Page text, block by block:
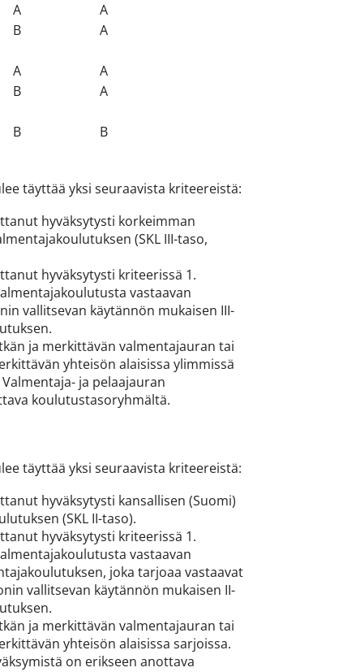
A
A
B A
A
A
B A
B B
täyttää yksi seuraavista kriteereistä:
hyväksytysti korkeimman
(SKL III-taso,
hyväksytysti kriteerissä 1.
vastaavan
vallitsevan käytännön mukaisen III-
ja merkittävän valmentajauran tai
yhteisön alaisissa ylimmissä
ja pelaajauran
koulutustasoryhmältä.
täyttää yksi seuraavista kriteereistä:
hyväksytysti kansallisen (Suomi)
(SKL II-taso).
hyväksytysti kriteerissä 1.
vastaavan
joka tarjoaa vastaavat
vallitsevan käytännön mukaisen II-
ja merkittävän valmentajauran tai
yhteisön alaisissa sarjoissa.
on erikseen anottava